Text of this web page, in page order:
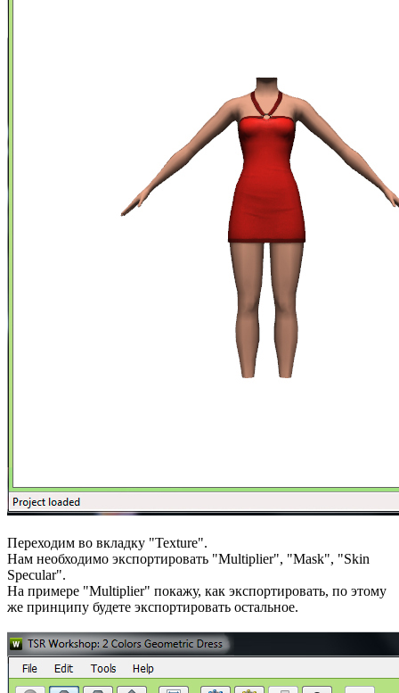
Переходим во вкладку "Texture".
Нам необходимо экспортировать "Multiplier", "Mask", "Skin
Specular".
На примере "Multiplier" покажу, как экспортировать, по этому
же принципу будете экспортировать остальное.